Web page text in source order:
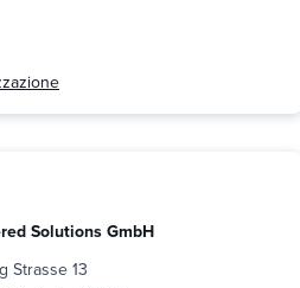
Solutions GmbH
Strasse 13